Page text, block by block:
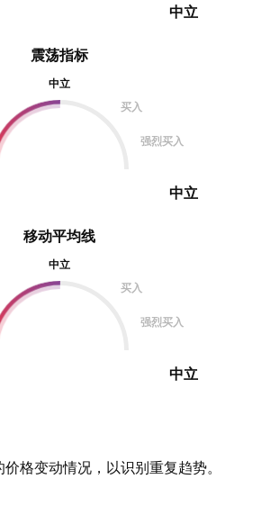
震荡指标
中立
买入
强烈买入
中立
中立
移动平均线
中立
买入
强烈买入
中立
格变动情况，以识别重复趋势。